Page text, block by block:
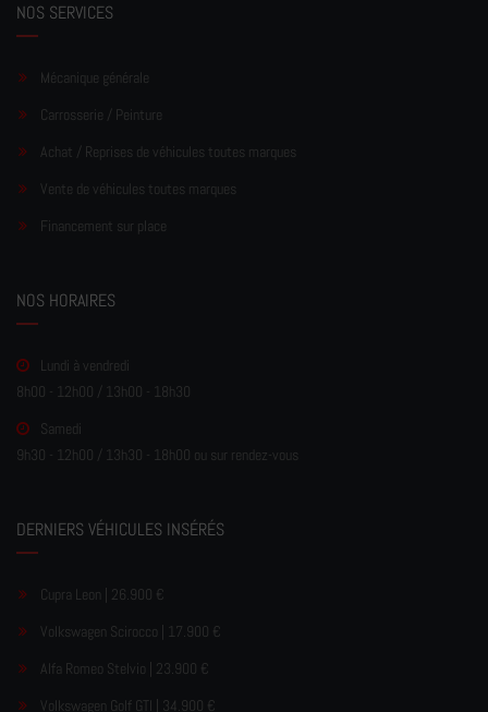
NOS SERVICES
Mécanique générale
Carrosserie / Peinture
Achat / Reprises de véhicules toutes marques
Vente de véhicules toutes marques
Financement sur place
NOS HORAIRES
Lundi à vendredi
8h00 - 12h00 / 13h00 - 18h30
Samedi
9h30 - 12h00 / 13h30 - 18h00 ou sur rendez-vous
DERNIERS VÉHICULES INSÉRÉS
Cupra Leon | 26.900 €
Volkswagen Scirocco | 17.900 €
Alfa Romeo Stelvio | 23.900 €
Volkswagen Golf GTI | 34.900 €